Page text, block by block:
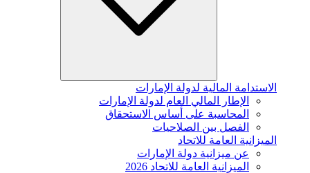
الاستدامة المالية لدولة الإمارات
الإطار المالي العام لدولة الإمارات
المحاسبة على أساس الاستحقاق
الفصل بين الصلاحيات
الميزانية العامة للاتحاد
عن ميزانية دولة الإمارات
الميزانية العامة للاتحاد 2026